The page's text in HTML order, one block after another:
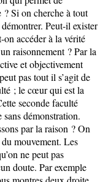
Si on cherche à tout
Peut-il exister
accéder à la vérité
raisonnement ? Par la
et objectivement
pas tout il s’agit de
; le cœur qui est la
seconde faculté
sans démonstration.
par la raison ? On
mouvement. Les
ne peut pas
doute. Par exemple